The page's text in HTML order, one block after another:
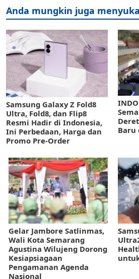
Anda mungkin juga
Samsung Galaxy Z Fold8
Ultra, Fold8, dan Flip8
Resmi Hadir di Indonesia,
Ini Perbedaan, Harga dan
Promo Pre-Order
Baru
Gelar Jambore Satlinmas,
Wali Kota Semarang
Agustina Wilujeng Dorong
Kesiapsiagaan
Pengamanan Agenda
Nasional